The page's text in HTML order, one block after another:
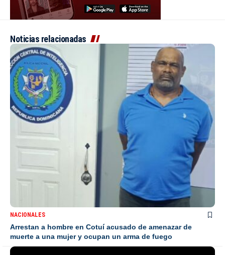
Noticias relacionadas
NACIONALES
Arrestan a hombre en Cotuí acusado de amenazar de
muerte a una mujer y ocupan un arma de fuego